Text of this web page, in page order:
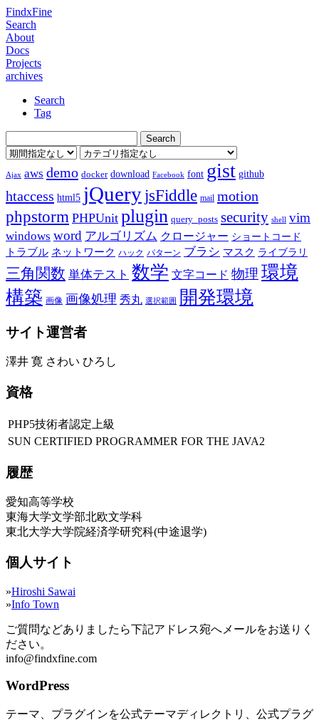
FindxFine
Search
About
Docs
Projects
archives
Search
Tag
Ajax aws demo docker download Facebook font gist github
htaccess html5 jQuery jsFiddle mail motion
phpstorm PHPUnit plugin query_posts security shell vim
windows word アルゴリズム クロージャー ショートコード
トラブル ネットワーク ハック パターン ブラシ マスク ライブラリ
三角関数 単体テスト 数学 文字コード 物理 環境
構築 画像 画像処理 秀丸 選択範囲 開発環境
サイト運営者
澤井 寛 さわい ひろし
資格
PHP5技術者認定上級
SUN CERTIFIED PROGRAMMER FOR THE JAVA2
履歴
愛知高等学校
東海大学文学部北欧文学科
東北大学大学院経済学研究科(中途退学)
個人サイト
»Hiroshi Sawai
»Info Town
ご質問などありましたら下記アドレス宛へメールをお送りく
ださい。
info@findxfine.com
WordPress
テーマ、プラグインを公式テーマディレクトリ、公式プラグ